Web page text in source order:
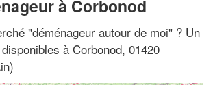
à Corbonod
"déménageur autour de moi" ? Un
à Corbonod, 01420